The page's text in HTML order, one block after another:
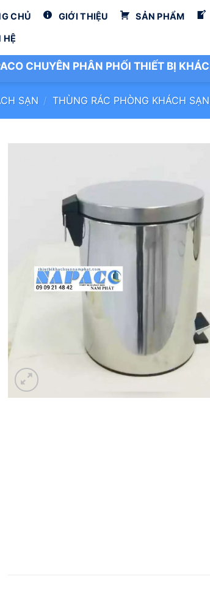
CHỦ GIỚI THIỆU SẢN PHẨM
HỆ
CHUYÊN PHÂN PHỐI THIẾT BỊ
SẠN / THÙNG RÁC PHÒNG KHÁCH SẠN